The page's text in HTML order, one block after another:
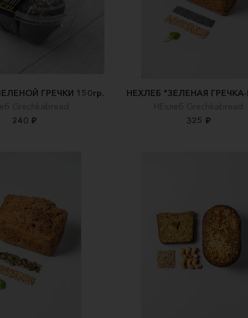
ГРЕЧКИ 150гр.
Grechkabread
240 ₽
НЕХЛЕБ "ЗЕЛЕНАЯ
НЕхлеб Grechkabread
325 ₽